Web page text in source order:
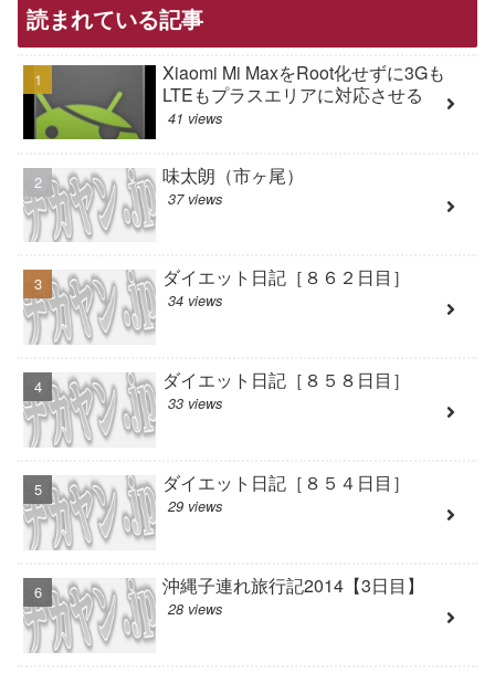
読まれている記事
Xiaomi Mi MaxをRoot化せずに3Gも
LTEもプラスエリアに対応させる
41 views
味太朗（市ヶ尾）
37 views
ダイエット日記［８６２日目］
34 views
ダイエット日記［８５８日目］
33 views
ダイエット日記［８５４日目］
29 views
沖縄子連れ旅行記2014【3日目】
28 views